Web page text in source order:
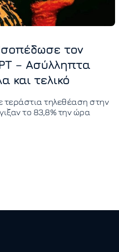
τον
– Ασύλληπτα
και τελικό
τεράστια τηλεθέαση στην
το 83,8% την ώρα